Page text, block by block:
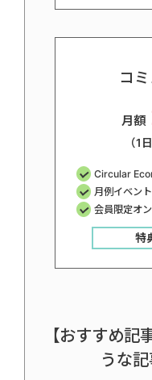
コ
月額
（1
Circular
月例イベン
会員限定オ
特
【おすすめ記
うな記